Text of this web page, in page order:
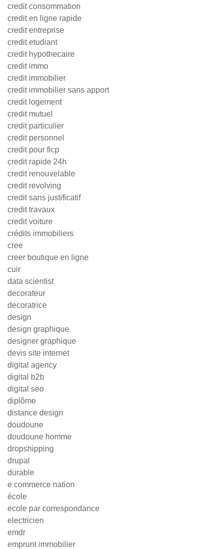
credit consommation
credit en ligne rapide
credit entreprise
credit etudiant
credit hypothecaire
credit immo
credit immobilier
credit immobilier sans apport
credit logement
credit mutuel
credit particulier
credit personnel
credit pour ficp
credit rapide 24h
credit renouvelable
credit revolving
credit sans justificatif
credit travaux
credit voiture
crédits immobiliers
cree
creer boutique en ligne
cuir
data scientist
decorateur
decoratrice
design
design graphique
designer graphique
devis site internet
digital agency
digital b2b
digital seo
diplôme
distance design
doudoune
doudoune homme
dropshipping
drupal
durable
e commerce nation
école
ecole par correspondance
electricien
emdr
emprunt immobilier